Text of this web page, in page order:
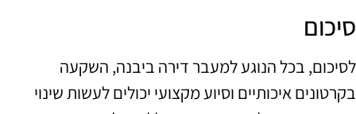
סיכום
לסיכום, בכל הנוגע למעבר דירה ביבנה, השקעה
בקרטונים איכותיים וסיוע מקצועי יכולים לעשות שינוי